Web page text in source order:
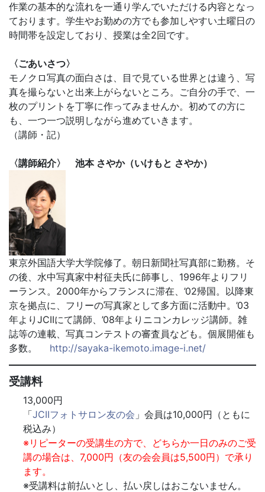
作業の基本的な流れを一通り学んでいただける内容となっ
ております。学生やお勤めの方でも参加しやすい土曜日の
時間帯を設定しており、授業は全2回です。
〈ごあいさつ〉
モノクロ写真の面白さは、目で見ている世界とは違う、写
真を撮らないと出来上がらないところ。ご自分の手で、一
枚のプリントを丁寧に作ってみませんか。初めての方に
も、一つ一つ説明しながら進めていきます。
（講師・記）
〈講師紹介〉 池本 さやか（いけもと さやか）
東京外国語大学大学院修了。朝日新聞社写真部に勤務。そ
の後、水中写真家中村征夫氏に師事し、1996年よりフリ
ーランス。2000年からフランスに滞在、’02帰国。以降東
京を拠点に、フリーの写真家として多方面に活動中。’03
年よりJCIIにて講師、’08年よりニコンカレッジ講師。雑
誌等の連載、写真コンテストの審査員なども。個展開催も
多数。 http://sayaka-ikemoto.image-i.net/
受講料
13,000円
「JCIIフォトサロン友の会 」会員は10,000円（ともに
税込み）
※リピーターの受講生の方で、どちらか一日のみのご受
講の場合は、7,000円（友の会会員は5,500円）で承り
ます。
※受講料は前払いとし、払い戻しはおこないません。